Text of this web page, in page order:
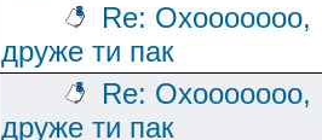
Re: Охооооооо,
друже ти пак
Re: Охооооооо,
друже ти пак